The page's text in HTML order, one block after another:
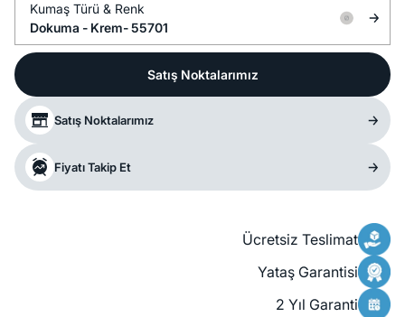
Kumaş Türü & Renk
Dokuma - Krem- 55701
Satış Noktalarımız
Satış Noktalarımız
Fiyatı Takip Et
Ücretsiz Teslimat
Yataş Garantisi
2 Yıl Garanti